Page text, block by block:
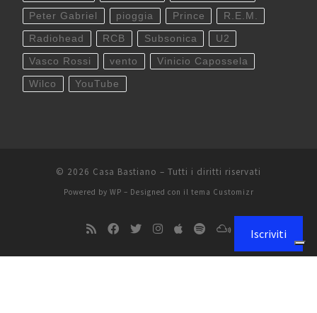
Peter Gabriel pioggia Prince R.E.M.
Radiohead RCB Subsonica U2
Vasco Rossi vento Vinicio Capossela
Wilco YouTube
© 2026 Casa Bastiano – Tutti i diritti riservati
Powered by WP – Designed con il tema Customizr
Iscriviti